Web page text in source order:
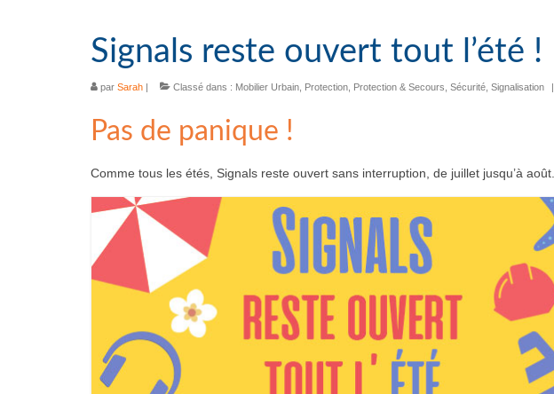
Signals reste ouvert tout l’été !
par Sarah | Classé dans : Mobilier Urbain Protection Protection & Secours Sécurité Signalisation |
Pas de panique !
Comme tous les étés, Signals reste ouvert sans interruption, de juillet jusqu’à août.